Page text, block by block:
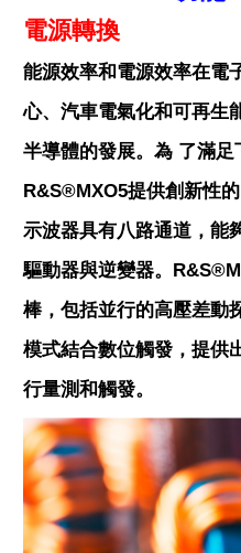
電源轉換
能源效率和電源效率在電
心、汽車電氣化和可再生
半導體的發展。為 了滿足
R&S®MXO5提供創新性
示波器具有八路通道，能
驅動器與逆變器。
棒，包括並行的高壓差動
模式結合數位觸發，提供
行量測和觸發。